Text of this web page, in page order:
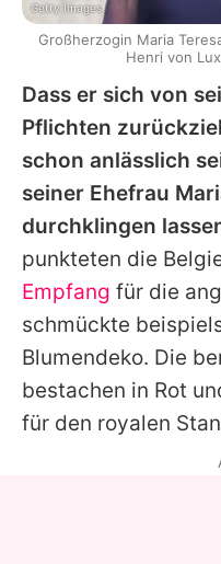
Dass er sich von
Pflichten
schon anlässlich
seiner Ehefrau
durchklingen
punkteten die
Empfang für die
schmückte
Blumendeko. Die
bestachen in Rot
für den royalen
Getty Images
Großherzogin Maria
Henri von